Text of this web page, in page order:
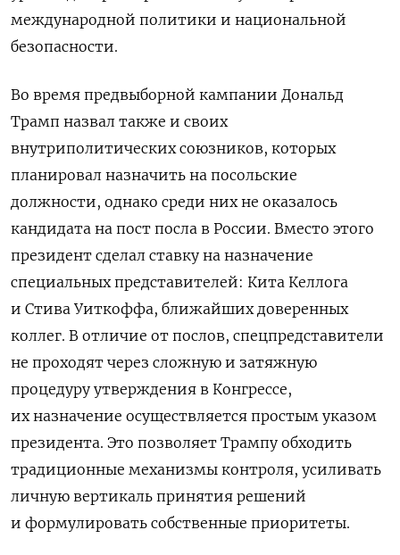
международной политики и национальной
безопасности.
Во время предвыборной кампании Дональд
Трамп назвал также и своих
внутриполитических союзников, которых
планировал назначить на посольские
должности, однако среди них не оказалось
кандидата на пост посла в России. Вместо этого
президент сделал ставку на назначение
специальных представителей: Кита Келлога
и Стива Уиткоффа, ближайших доверенных
коллег. В отличие от послов, спецпредставители
не проходят через сложную и затяжную
процедуру утверждения в Конгрессе,
их назначение осуществляется простым указом
президента. Это позволяет Трампу обходить
традиционные механизмы контроля, усиливать
личную вертикаль принятия решений
и формулировать собственные приоритеты.